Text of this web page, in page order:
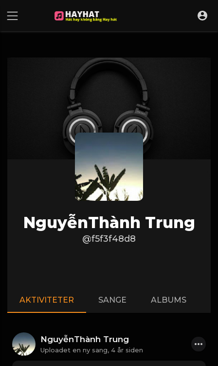
NguyễnThành Trung
@f5f3f48d8
AKTIVITETER SANGE ALBUMS
NguyễnThành Trung
Uploadet en ny sang, 4 år siden